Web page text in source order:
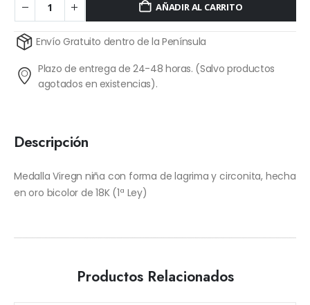
AÑADIR AL CARRITO
Alternative:
Envío Gratuito dentro de la Península
Plazo de entrega de 24-48 horas. (Salvo productos
agotados en existencias).
Descripción
Medalla Viregn niña con forma de lagrima y circonita, hecha
en oro bicolor de 18K (1ª Ley)
Productos Relacionados